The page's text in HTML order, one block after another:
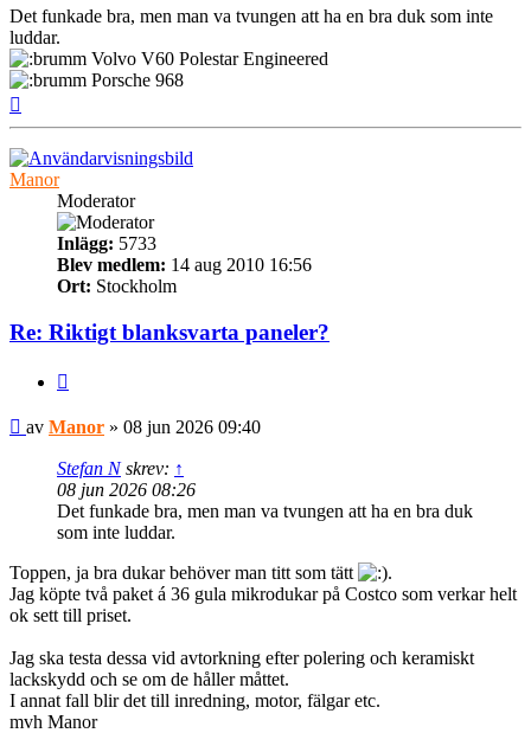
Det funkade bra, men man va tvungen att ha en bra duk som inte
luddar.
Volvo V60 Polestar Engineered
Porsche 968
Manor
Moderator
Inlägg: 5733
Blev medlem: 14 aug 2010 16:56
Ort: Stockholm
Re: Riktigt blanksvarta paneler?
Inlägg
av Manor » 08 jun 2026 09:40
Stefan Nskrev: ↑
08 jun 2026 08:26
Det funkade bra, men man va tvungen att ha en bra duk
som inte luddar.
Toppen, ja bra dukar behöver man titt som tätt
.
Jag köpte två paket á 36 gula mikrodukar på Costco som verkar helt
ok sett till priset.
Jag ska testa dessa vid avtorkning efter polering och keramiskt
lackskydd och se om de håller måttet.
I annat fall blir det till inredning, motor, fälgar etc.
mvh Manor